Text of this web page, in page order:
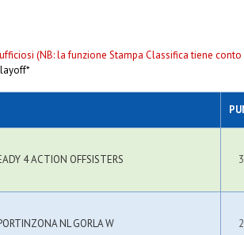
(NB: la funzione Stampa Classifica tiene
4 ACTION OFFSISTERS
NL GORLA W